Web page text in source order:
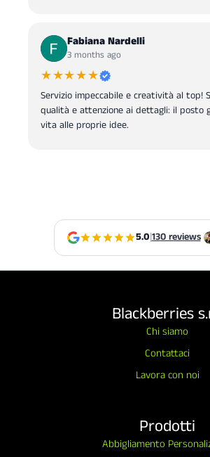
Fabiana Nardelli
3 months ago
★★★★★
Servizio impeccabile e creatività al top!
qualità e attenzione ai dettagli: il posto
vita alle proprie idee.
5.0|130 reviews
Blackberries
Chi siamo
Contattaci
Lavora con noi
Prodotti
Abbigliamento